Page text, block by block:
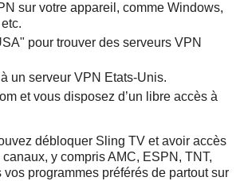
sur votre appareil, comme Windows,
pour trouver des serveurs VPN
un serveur VPN Etats-Unis.
et vous disposez d’un libre accès à
débloquer Sling TV et avoir accès
y compris AMC, ESPN, TNT,
vos programmes préférés de partout sur